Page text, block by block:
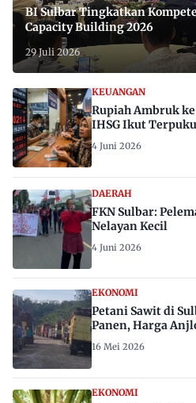
BI Sulbar Tingkatkan
Capacity Building 2026
29 Juli 2026
KEUANGAN
Rupiah Ambruk ke
IHSG Ikut
4 Juni 2026
DAERAH
FKN Sulbar:
Nelayan Kecil
4 Juni 2026
EKONOMI
Petani Sawit di
Panen, Harga
16 Mei 2026
EKONOMI